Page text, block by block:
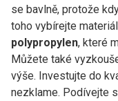
se bavlně, protože
toho vybírejte
polypropylen, které
Můžete také
výše. Investujte do
nezklame. Podívejte